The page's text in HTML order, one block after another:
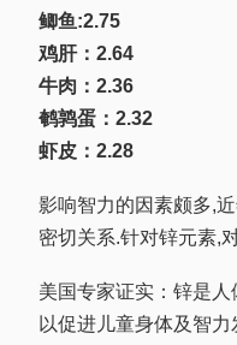
鲫鱼:2.75
鸡肝：2.64
牛肉：2.36
鹌鹑蛋：2.32
虾皮：2.28
影响智力的因素颇多,
密切关系.针对锌元素,
美国专家证实：锌是
以促进儿童身体及智